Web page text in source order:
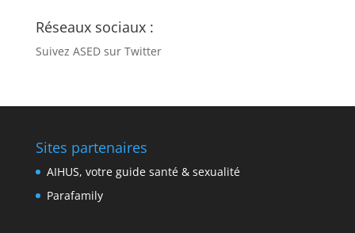
Réseaux sociaux :
Suivez ASED sur Twitter
Sites partenaires
AIHUS, votre guide santé & sexualité
Parafamily